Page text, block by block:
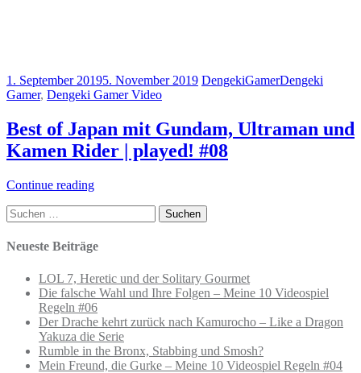
1. September 20195. November 2019 DengekiGamerDengeki
Gamer, Dengeki Gamer Video
Best of Japan mit Gundam, Ultraman und
Kamen Rider | played! #08
Continue reading
Suchen
nach:
Neueste Beiträge
LOL 7, Heretic und der Solitary Gourmet
Die falsche Wahl und Ihre Folgen – Meine 10 Videospiel
Regeln #06
Der Drache kehrt zurück nach Kamurocho – Like a Dragon
Yakuza die Serie
Rumble in the Bronx, Stabbing und Smosh?
Mein Freund, die Gurke – Meine 10 Videospiel Regeln #04